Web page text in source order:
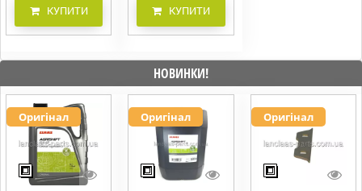
КУПИТИ КУПИТИ
НОВИНКИ!
Оригінал Оригінал Оригінал